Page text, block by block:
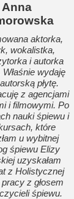
Anna
aktorka,
wokalistka,
i autorka
wydaję
płytę.
z agencjami
i filmowymi. Po
nauki śpiewu i
które
u wybitnej
śpiewu Elizy
uzyskałam
z Holistycznej
z głosem
śpiewu.